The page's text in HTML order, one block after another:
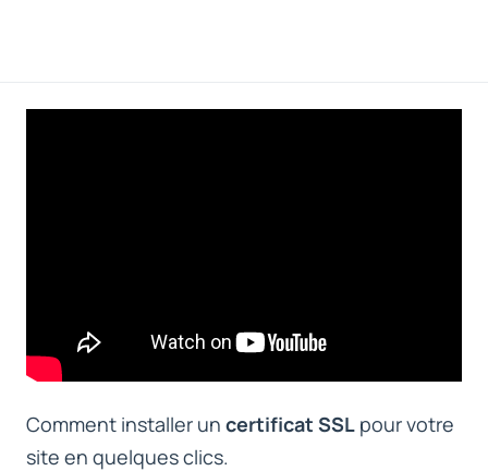
Comment installer un certificat SSL pour votre
site en quelques clics.